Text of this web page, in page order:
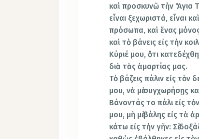
καὶ προσκυνῶ τὴν Ἅγια
εἶναι ξεχωριστά, εἶναι
πρόσωπα, καὶ ἕνας
καὶ τὸ βάνεις εἰς τὴν
Κύριέ μου, ὅτι
διὰ τὰς ἁμαρτίας μας.
Τὸ βάζεις πάλιν εἰς τὸν
μου, νὰ μὲ συγχωρήσῃς
Βάνοντάς το πάλι εἰς
μου, μὴ μὲ βάλης εἰς τὰ
κάτω εἰς τὴν γῆν: Σὲ